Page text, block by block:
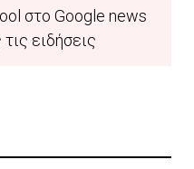
στο Google news
ειδήσεις